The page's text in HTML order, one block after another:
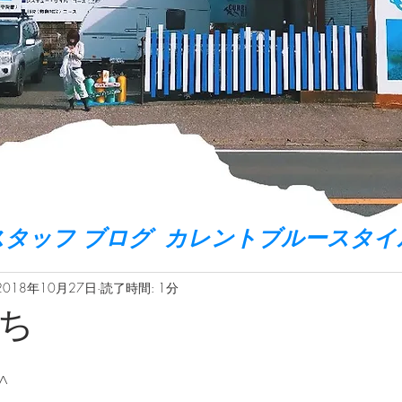
タッフ ブログ カレントブルースタイ
年10月27日 読了時間: 1分